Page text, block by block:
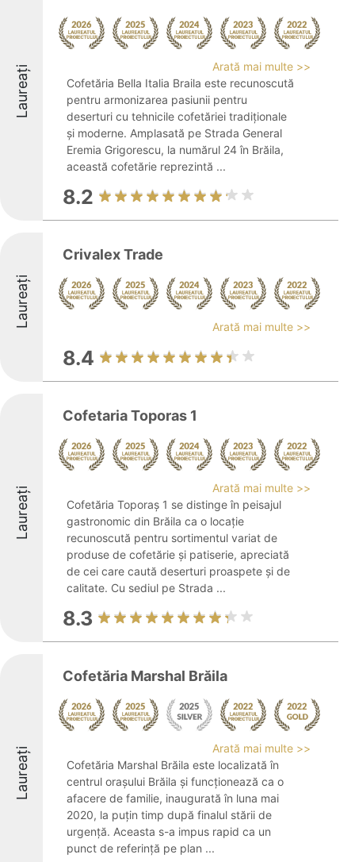
Laureați
Arată mai multe >>
Cofetăria Bella Italia Braila este recunoscută
pentru armonizarea pasiunii pentru
deserturi cu tehnicile cofetăriei tradiționale
și moderne. Amplasată pe Strada General
Eremia Grigorescu, la numărul 24 în Brăila,
această cofetărie reprezintă ...
8.2
Laureați
Crivalex Trade
Arată mai multe >>
8.4
Laureați
Cofetaria Toporas 1
Arată mai multe >>
Cofetăria Toporaș 1 se distinge în peisajul
gastronomic din Brăila ca o locație
recunoscută pentru sortimentul variat de
produse de cofetărie și patiserie, apreciată
de cei care caută deserturi proaspete și de
calitate. Cu sediul pe Strada ...
8.3
Laureați
Cofetăria Marshal Brăila
Arată mai multe >>
Cofetăria Marshal Brăila este localizată în
centrul orașului Brăila și funcționează ca o
afacere de familie, inaugurată în luna mai
2020, la puțin timp după finalul stării de
urgență. Aceasta s-a impus rapid ca un
punct de referință pe plan ...